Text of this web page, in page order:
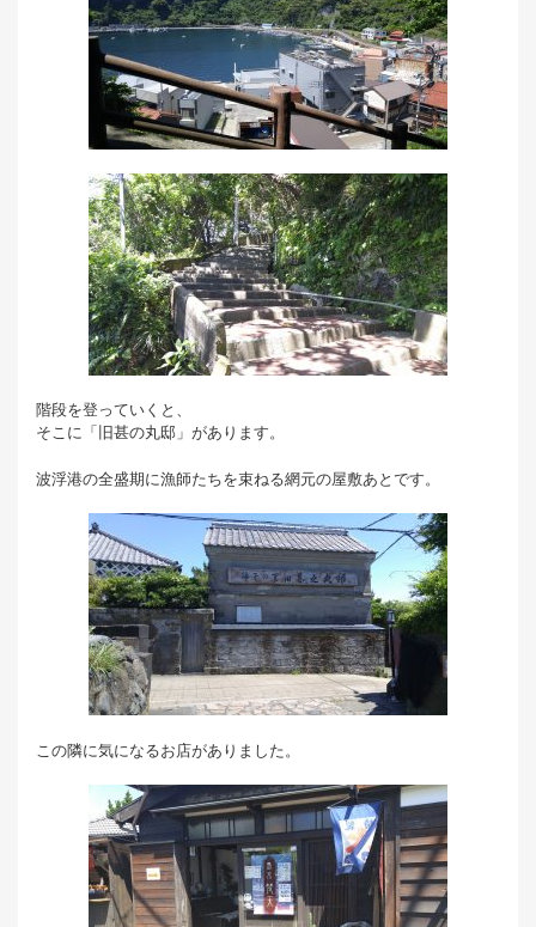
階段を登っていくと、
そこに「旧甚の丸邸」があります。
波浮港の全盛期に漁師たちを束ねる網元の屋敷あとです。
この隣に気になるお店がありました。